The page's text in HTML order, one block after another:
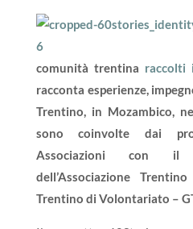
comunità trentina raccolti
racconta esperienze,
Trentino, in Mozambico,
sono coinvolte dai
Associazioni con il
dell’Associazione
Trentino di Volontariato –